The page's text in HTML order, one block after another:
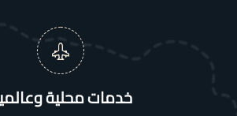
خدمات محلية